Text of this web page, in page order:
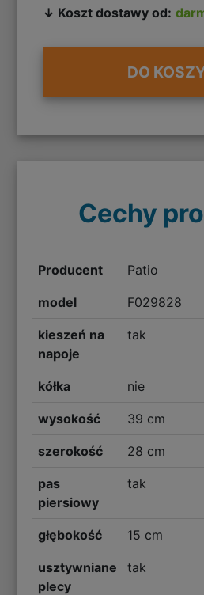
↓ Koszt dostawy od:
DO
Cechy
Producent Patio
model F029828
kieszeń na
napoje
tak
kółka nie
wysokość 39 cm
szerokość 28 cm
pas
piersiowy
tak
głębokość 15 cm
usztywniane
plecy
tak